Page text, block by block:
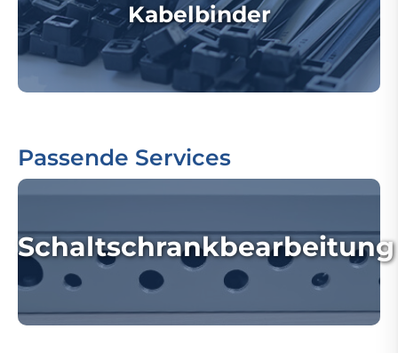
Kabelbinder
Passende Services
Schaltschrankbearbeitung